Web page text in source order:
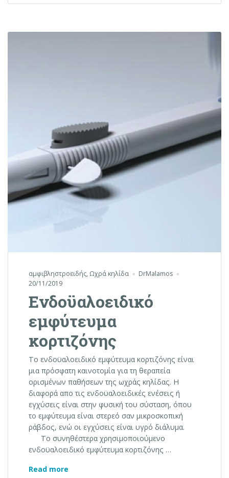
αμφιβληστροειδής,Ωχρά κηλίδα
DrMalamos
20/11/2019
Ενδοϋαλοειδικό
εμφύτευμα
κορτιζόνης
Το ενδοϋαλοειδικό εμφύτευμα κορτιζόνης είναι
μια πρόσφατη καινοτομία για τη θεραπεία
ορισμένων παθήσεων της ωχράς κηλίδας. Η
διαφορά απο τις ενδοϋαλοειδικές ενέσεις ή
εγχύσεις είναι στην φυσική του σύσταση, όπου
το εμφύτευμα είναι στερεό σαν μικροσκοπική
ράβδος, ενώ οι εγχύσεις είναι υγρό διάλυμα.
Το συνηθέστερα χρησιμοποιούμενο
ενδοϋαλοειδικό εμφύτευμα κορτιζόνης …
Read more